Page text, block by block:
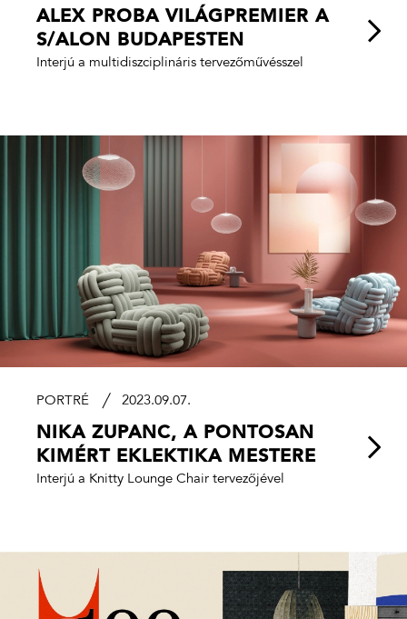
ALEX PROBA VILÁGPREMIER A
S/ALON BUDAPESTEN
Interjú a multidiszciplináris tervezőművésszel
PORTRÉ 2023.09.07.
NIKA ZUPANC, A PONTOSAN
KIMÉRT EKLEKTIKA MESTERE
Interjú a Knitty Lounge Chair tervezőjével